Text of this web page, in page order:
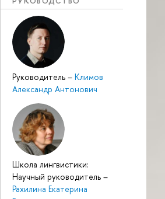
Руководитель – Климов
Александр Антонович
Школа лингвистики:
Научный руководитель –
Рахилина Екатерина